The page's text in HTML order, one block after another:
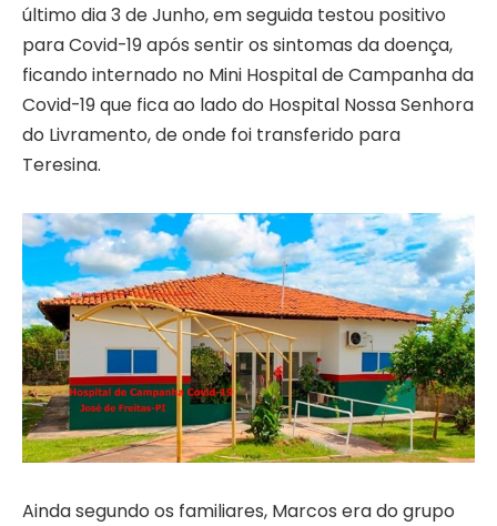
último dia 3 de Junho, em seguida testou positivo
para Covid-19 após sentir os sintomas da doença,
ficando internado no Mini Hospital de Campanha da
Covid-19 que fica ao lado do Hospital Nossa Senhora
do Livramento, de onde foi transferido para
Teresina.
Ainda segundo os familiares, Marcos era do grupo